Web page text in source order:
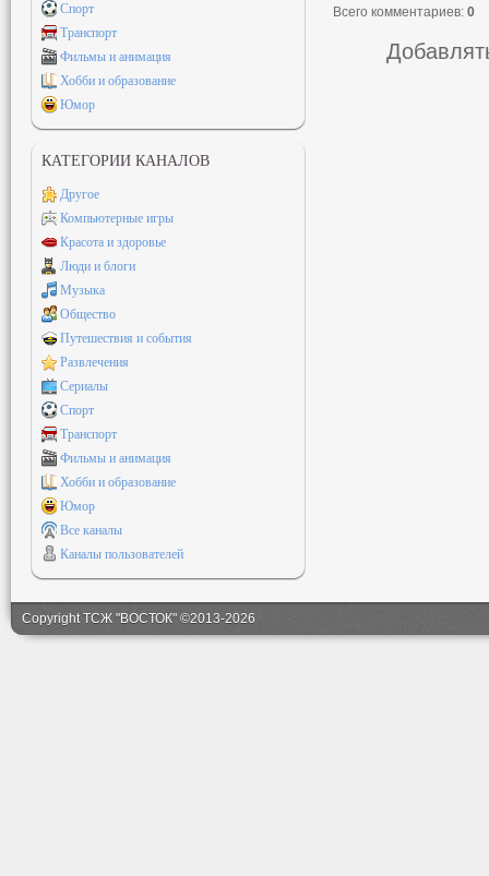
Всего комментариев: 0
Спорт
Транспорт
Фильмы и анимация
Хобби и образование
Юмор
КАТЕГОРИИ КАНАЛОВ
Другое
Компьютерные игры
Красота и здоровье
Люди и блоги
Музыка
Общество
Путешествия и события
Развлечения
Сериалы
Спорт
Транспорт
Фильмы и анимация
Хобби и образование
Юмор
Все каналы
Каналы пользователей
Copyright ТСЖ "ВОСТОК" ©2013-2026